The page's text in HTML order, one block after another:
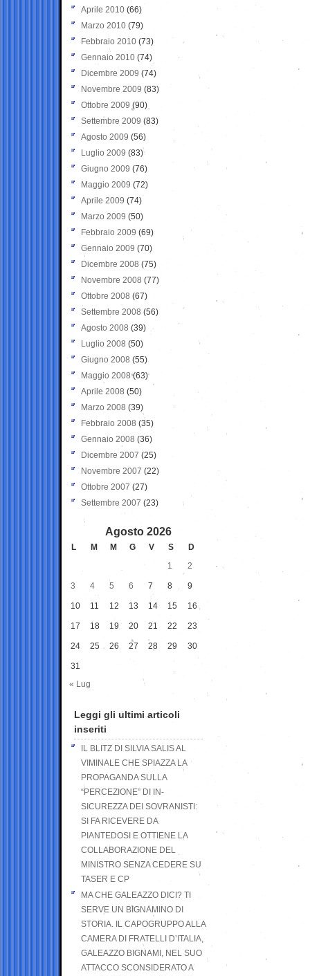
Aprile 2010 (66)
Marzo 2010 (79)
Febbraio 2010 (73)
Gennaio 2010 (74)
Dicembre 2009 (74)
Novembre 2009 (83)
Ottobre 2009 (90)
Settembre 2009 (83)
Agosto 2009 (56)
Luglio 2009 (83)
Giugno 2009 (76)
Maggio 2009 (72)
Aprile 2009 (74)
Marzo 2009 (50)
Febbraio 2009 (69)
Gennaio 2009 (70)
Dicembre 2008 (75)
Novembre 2008 (77)
Ottobre 2008 (67)
Settembre 2008 (56)
Agosto 2008 (39)
Luglio 2008 (50)
Giugno 2008 (55)
Maggio 2008(63)
Aprile 2008 (50)
Marzo 2008 (39)
Febbraio 2008 (35)
Gennaio 2008 (36)
Dicembre 2007 (25)
Novembre 2007 (22)
Ottobre 2007 (27)
Settembre 2007 (23)
Agosto 2026
L M M G V S
D
1
2
3 4 5 6 7 8 9
10 11 12 13 14 15 16
17 18 19 20 21 22 23
24 25 26 27 28 29 30
31
« Lug
Leggi gli ultimi articoli
inseriti
IL BLITZ DI SILVIA SALIS AL
VIMINALE CHE SPIAZZA LA
PROPAGANDA SULLA
“PERCEZIONE” DI IN-
SICUREZZA DEI SOVRANISTI:
SI FA RICEVERE DA
PIANTEDOSI E OTTIENE LA
COLLABORAZIONE DEL
MINISTRO SENZA CEDERE SU
TASER E CP
MA CHE GALEAZZO DICI? TI
SERVE UN BIGNAMINO DI
STORIA. IL CAPOGRUPPO ALLA
CAMERA DI FRATELLI D’ITALIA,
GALEAZZO BIGNAMI, NEL SUO
ATTACCO SCONSIDERATO A